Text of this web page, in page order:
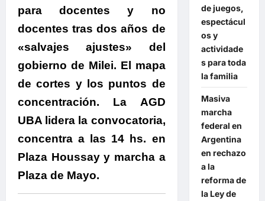
para docentes y no
docentes tras dos años de
«salvajes ajustes» del
gobierno de Milei. El mapa
de cortes y los puntos de
concentración. La AGD
UBA lidera la convocatoria,
concentra a las 14 hs. en
Plaza Houssay y marcha a
Plaza de Mayo.
de juegos,
espectácul
os y
actividade
s para toda
la familia
Masiva
marcha
federal en
Argentina
en rechazo
a la
reforma de
la Ley de